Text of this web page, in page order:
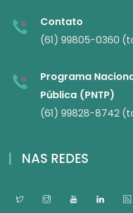
Contato
(61) 99805-0360
Programa
Pública (PNTP)
(61) 99828-8742
NAS REDES